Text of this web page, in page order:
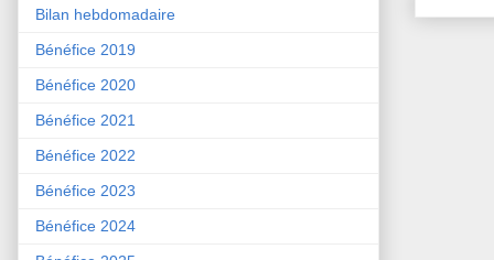
Bilan hebdomadaire
Bénéfice 2019
Bénéfice 2020
Bénéfice 2021
Bénéfice 2022
Bénéfice 2023
Bénéfice 2024